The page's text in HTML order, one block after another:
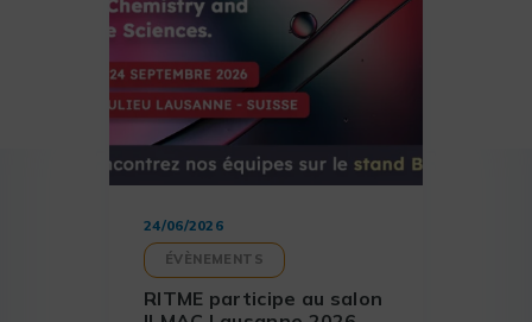
24/06/2026
ÉVÈNEMENTS
RITME participe au salon